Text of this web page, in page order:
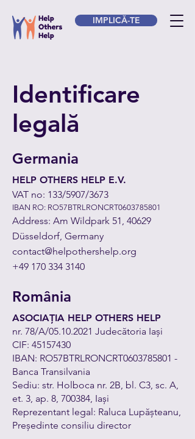
IMPLICĂ-TE
Identificare
legală
Germania
HELP OTHERS HELP E.V.
VAT no: 133/5907/3673
IBAN RO: RO57BTRLRONCRT0603785801
Address: Am Wildpark 51, 40629
Düsseldorf, Germany
contact@helpothershelp.org
+49 170 334 3140
România
ASOCIAȚIA HELP OTHERS HELP
nr. 78/A/05.10.2021 Judecătoria Iași
CIF: 45157430
IBAN: RO57BTRLRONCRT0603785801 -
Banca Transilvania
Sediu: str. Holboca nr. 2B, bl. C3, sc. A,
et. 3, ap. 8, 700384, Iași
Reprezentant legal: Raluca Lupășteanu,
Președinte consiliu director